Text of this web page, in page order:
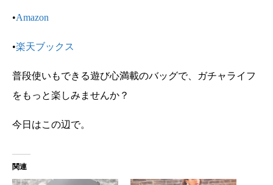
•Amazon
•楽天ブックス
普段使いもできる遊び心満載のバッグで、ガチャライフ
をもっと楽しみませんか？
今日はこの辺で。
関連